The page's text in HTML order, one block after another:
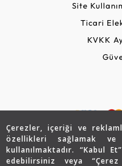
Çerezler, içeriği ve
özellikleri sağlamak
kullanılmaktadır. “Kabul
edebilirsiniz veya
Site
Ticari
KVKK